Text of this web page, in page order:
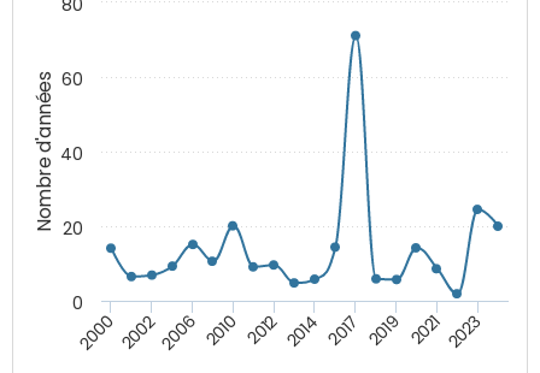
Nombre d'années
2000 20022006 2010 2012 2014 2017 2019 2021 2023
0
20
40
60
80